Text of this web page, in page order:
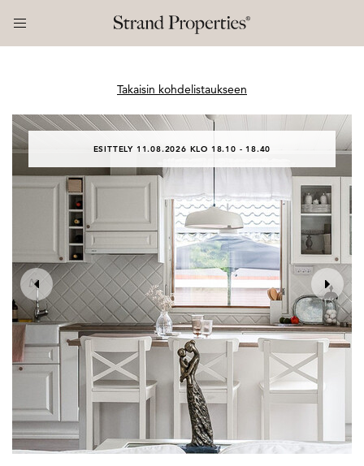
Takaisin kohdelistaukseen
ESITTELY 11.08.2026 KLO 18.10 - 18.40